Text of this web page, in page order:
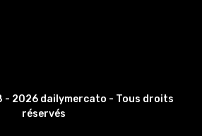
- 2026 dailymercato - Tous droits
réservés